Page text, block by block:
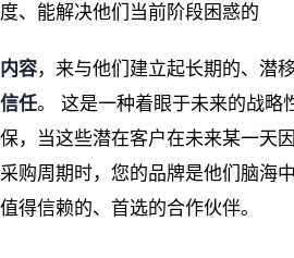
度、能解决他们当前阶段困惑的
内容，来与他们建立起长期的、潜
信任。 这是一种着眼于未来的战略
保，当这些潜在客户在未来某一天
采购周期时，您的品牌是他们脑海
值得信赖的、首选的合作伙伴。